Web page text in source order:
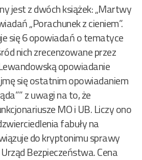
jest z dwóch książek: „Martwy
„Porachunek z cieniem”.
się 6 opowiadań o tematyce
nich zrecenzowane przez
opowiadanie
się ostatnim opowiadaniem
z uwagi na to, że
MO i UB. Liczy ono
fabuły na
do kryptonimu sprawy
Bezpieczeństwa. Cena